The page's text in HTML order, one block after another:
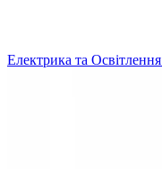
Електрика та Освітлення